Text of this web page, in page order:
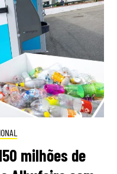
milhões de